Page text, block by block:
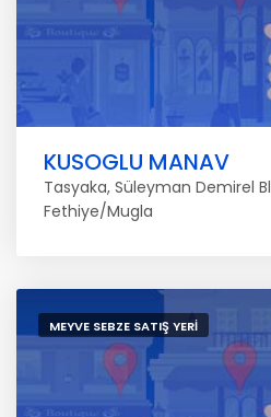
KUSOGLU MANAV
Tasyaka, Süleyman Demirel
Fethiye/Mugla
MEYVE SEBZE SATIŞ YERI